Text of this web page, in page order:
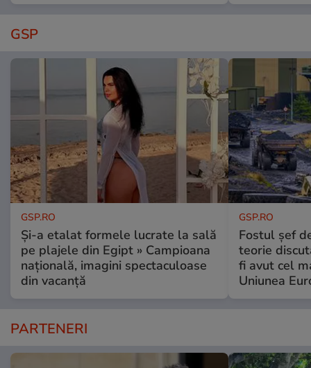
GSP
GSP.RO
Și-a etalat formele lucrate la sală
pe plajele din Egipt » Campioana
națională, imagini spectaculoase
din vacanță
GSP.RO
Fostul șef
teorie
fi avut cel
Uniunea
PARTENERI